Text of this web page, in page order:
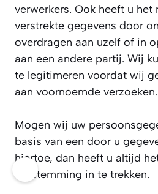
verwerkers. Ook heeft u
verstrekte gegevens door
overdragen aan uzelf of in
aan een andere partij. Wij
te legitimeren voordat wij
aan voornoemde verzoeken.
Mogen wij uw
basis van een door u
hiertoe, dan heeft u altijd
toestemming in te trekken.